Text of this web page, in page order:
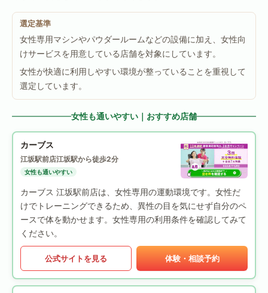
選定基準
女性専用マシンやパウダールームなどの設備に加え、女性向
けサービスを用意している店舗を対象にしています。
女性が快適に利用しやすい環境が整っていることを重視して
選定しています。
女性も通いやすい｜おすすめ店舗
カーブス
江坂駅前店江坂駅から徒歩2分
女性も通いやすい
カーブス 江坂駅前店は、女性専用の運動環境です。女性だ
けでトレーニングできるため、異性の目を気にせず自分のペ
ースで体を動かせます。女性専用の利用条件を確認してみて
ください。
公式サイトを見る 体験・相談予約